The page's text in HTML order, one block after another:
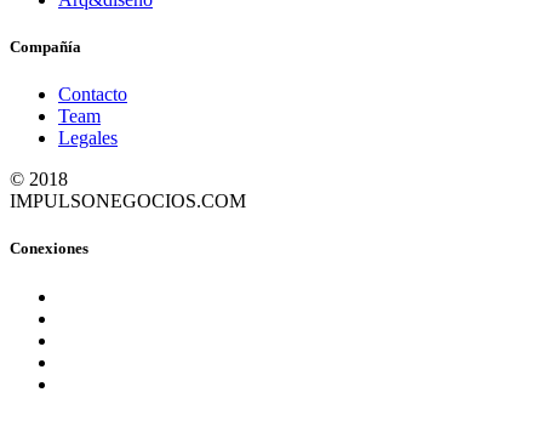
Compañía
Contacto
Team
Legales
© 2018
IMPULSONEGOCIOS.COM
Conexiones